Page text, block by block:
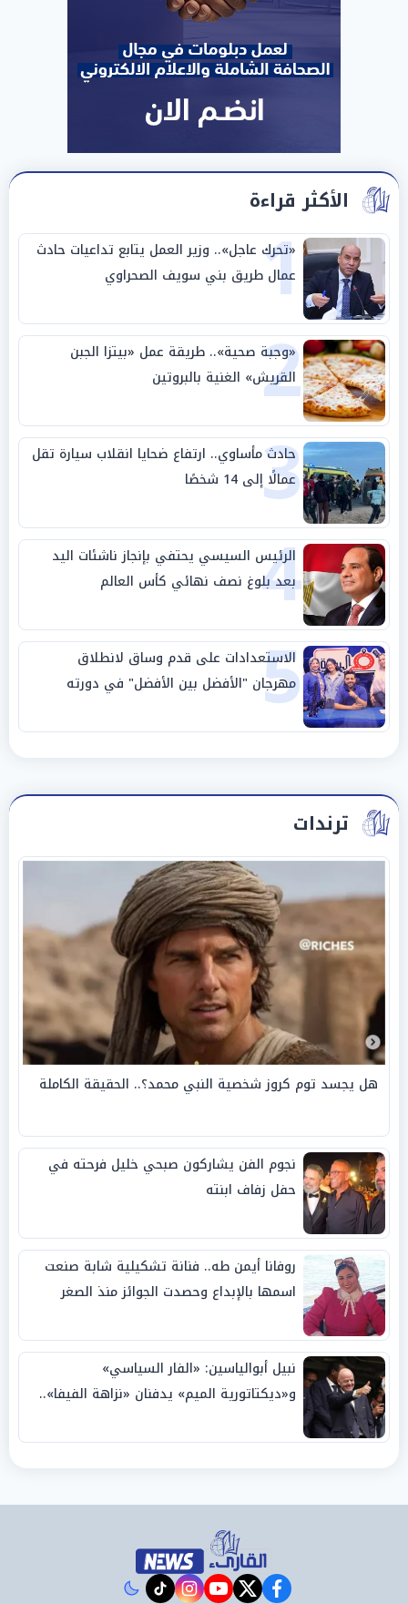
الأكثر قراءة
1
«تحرك عاجل».. وزير العمل يتابع تداعيات حادث
عمال طريق بني سويف الصحراوي
2
«وجبة صحية».. طريقة عمل «بيتزا الجبن
القريش» الغنية بالبروتين
3
حادث مأساوي.. ارتفاع ضحايا انقلاب سيارة تقل
عمالًا إلى 14 شخصًا
4
الرئيس السيسي يحتفي بإنجاز ناشئات اليد
بعد بلوغ نصف نهائي كأس العالم
5
الاستعدادات على قدم وساق لانطلاق
مهرجان "الأفضل بين الأفضل" في دورته
الخامسة
ترندات
هل يجسد توم كروز شخصية النبي محمد؟.. الحقيقة الكاملة
نجوم الفن يشاركون صبحي خليل فرحته في
حفل زفاف ابنته
روفانا أيمن طه.. فنانة تشكيلية شابة صنعت
اسمها بالإبداع وحصدت الجوائز منذ الصغر
نبيل أبوالياسين: «الفار السياسي»
و«ديكتاتورية الميم» يدفنان «نزاهة الفيفا»..
facebook
twitter
youtube
instagram
tiktok